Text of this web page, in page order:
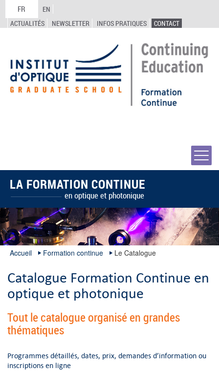
FR
EN
ACTUALITÉS
NEWSLETTER INFOS PRATIQUES CONTACT
LA FORMATION CONTINUE
en optique et photonique
Accueil Formation continue Le Catalogue
Catalogue Formation Continue en
optique et photonique
Tout le catalogue organisé en grandes
thématiques
Programmes détaillés, dates, prix, demandes d’information ou
inscriptions en ligne